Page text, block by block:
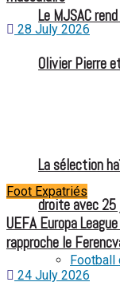
Le MJSAC
Olivier Pierre
La sélection
droite avec 25
Football
28 July 2026
Foot Expatriés
UEFA Europa
rapproche le
24 July 2026